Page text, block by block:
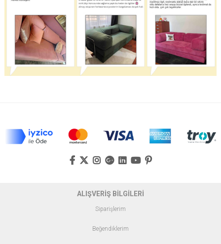
ALIŞVERİŞ BİLGİLERİ
Siparişlerim
Beğendiklerim